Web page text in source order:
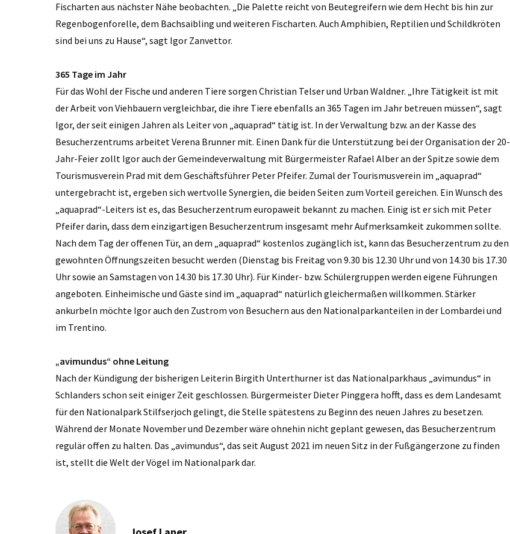
Fischarten aus nächster Nähe beobachten. „Die Palette reicht von Beutegreifern wie dem Hecht bis hin zur
Regenbogenforelle, dem Bachsaibling und weiteren Fischarten. Auch Amphibien, Reptilien und Schildkröten
sind bei uns zu Hause“, sagt Igor Zanvettor.
365 Tage im Jahr
Für das Wohl der Fische und anderen Tiere sorgen Christian Telser und Urban Waldner. „Ihre Tätigkeit ist mit
der Arbeit von Viehbauern vergleichbar, die ihre Tiere ebenfalls an 365 Tagen im Jahr betreuen müssen“, sagt
Igor, der seit einigen Jahren als Leiter von „aquaprad“ tätig ist. In der Verwaltung bzw. an der Kasse des
Besucherzentrums arbeitet Verena Brunner mit. Einen Dank für die Unterstützung bei der Organisation der 20-
Jahr-Feier zollt Igor auch der Gemeindeverwaltung mit Bürgermeister Rafael Alber an der Spitze sowie dem
Tourismusverein Prad mit dem Geschäftsführer Peter Pfeifer. Zumal der Tourismusverein im „aquaprad“
untergebracht ist, ergeben sich wertvolle Synergien, die beiden Seiten zum Vorteil gereichen. Ein Wunsch des
„aquaprad“-Leiters ist es, das Besucherzentrum europaweit bekannt zu machen. Einig ist er sich mit Peter
Pfeifer darin, dass dem einzigartigen Besucherzentrum insgesamt mehr Aufmerksamkeit zukommen sollte.
Nach dem Tag der offenen Tür, an dem „aquaprad“ kostenlos zugänglich ist, kann das Besucherzentrum zu den
gewohnten Öffnungszeiten besucht werden (Dienstag bis Freitag von 9.30 bis 12.30 Uhr und von 14.30 bis 17.30
Uhr sowie an Samstagen von 14.30 bis 17.30 Uhr). Für Kinder- bzw. Schülergruppen werden eigene Führungen
angeboten. Einheimische und Gäste sind im „aquaprad“ natürlich gleichermaßen willkommen. Stärker
ankurbeln möchte Igor auch den Zustrom von Besuchern aus den Nationalparkanteilen in der Lombardei und
im Trentino.
„avimundus“ ohne Leitung
Nach der Kündigung der bisherigen Leiterin Birgith Unterthurner ist das Nationalparkhaus „avimundus“ in
Schlanders schon seit einiger Zeit geschlossen. Bürgermeister Dieter Pinggera hofft, dass es dem Landesamt
für den Nationalpark Stilfserjoch gelingt, die Stelle spätestens zu Beginn des neuen Jahres zu besetzen.
Während der Monate November und Dezember wäre ohnehin nicht geplant gewesen, das Besucherzentrum
regulär offen zu halten. Das „avimundus“, das seit August 2021 im neuen Sitz in der Fußgängerzone zu finden
ist, stellt die Welt der Vögel im Nationalpark dar.